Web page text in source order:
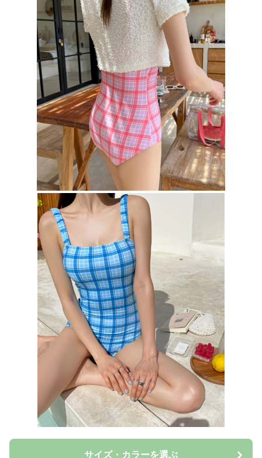
サイズ・カラーを選ぶ